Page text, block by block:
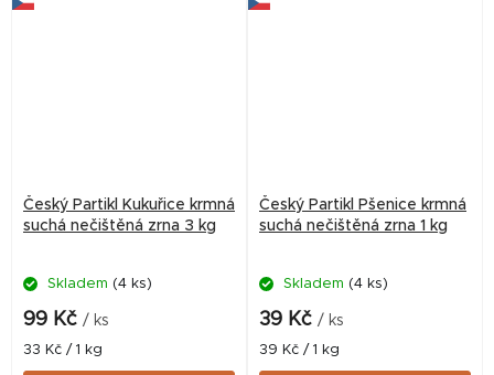
Český Partikl Kukuřice krmná
suchá nečištěná zrna 3 kg
Skladem (4 ks)
99 Kč / ks
Měrná
cena:
33 Kč / 1 kg
Český Partikl Pšenice krmná
suchá nečištěná zrna 1 kg
Skladem (4 ks)
39 Kč / ks
Měrná
cena:
39 Kč / 1 kg